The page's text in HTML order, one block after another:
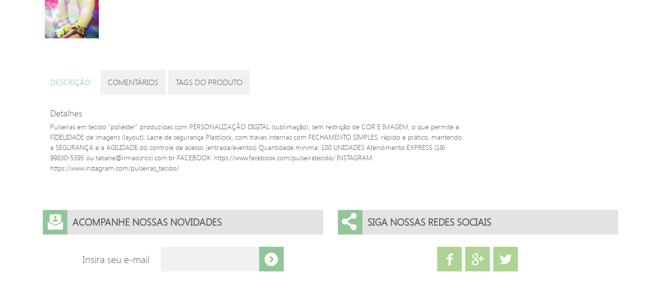
DESCRIÇÃO COMENTÁRIOS TAGS DO PRODUTO
Detalhes
Pulseiras em tecido "poliéster" produzidas com PERSONALIZAÇÃO DIGITAL (sublimação), sem restrição de COR E IMAGEM, o que permite a
FIDELIDADE de imagens (layout). Lacre de segurança Plastilock, com travas internas com FECHAMENTO SIMPLES, rápido e prático, mantendo
a SEGURANÇA e a AGILIDADE do controle de acesso (entrada/eventos) Quantidade minima: 100 UNIDADES Atendimento EXPRESS (19)
99830-5395 ou tatiane@irmaosricci.com.br FACEBOOK: https://www.facebook.com/pulseiratecido/ INSTAGRAM:
https://www.instagram.com/pulseiras_tecido/
ACOMPANHE NOSSAS NOVIDADES
Insira seu e-mail
SIGA NOSSAS REDES SOCIAIS